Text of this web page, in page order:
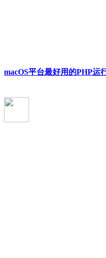
macOS平台最好用的PHP运